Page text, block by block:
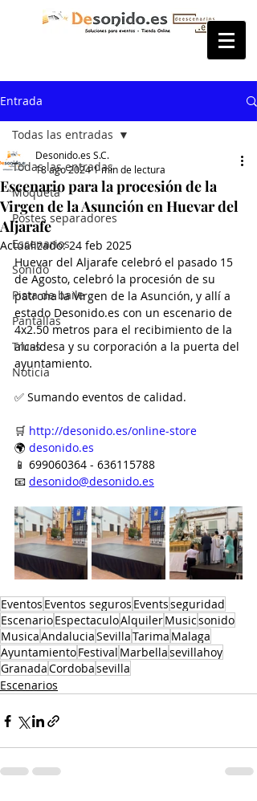
Entrada
Todas las entradas
Moqueta
Postes separadores
Escenarios
Sonido
Pista de baile
Pantallas
Truss
Noticia
Todas las entradas
Escenario para la procesión de la
Virgen de la Asunción en Huevar del
Aljarafe
Desonido.es S.C.
18 ago 2024 1 min de lectura
Actualizado:24 feb 2025
Huevar del Aljarafe celebró el pasado 15
de Agosto, celebró la procesión de su
patrona la Virgen de la Asunción, y allí a
estado Desonido.es con un escenario de
4x2.50 metros para el recibimiento de la
alcaldesa y su corporación a la puerta del
ayuntamiento.
✅ Sumando eventos de calidad.
🛒 http://desonido.es/online-store
🌍 desonido.es
📱 699060364 - 636115788
📧 desonido@desonido.es
Eventos Eventos seguros Eventsseguridad
EscenarioEspectaculoAlquilerMusicsonido
MusicaAndaluciaSevillaTarima Malaga
AyuntamientoFestival Marbellasevillahoy
GranadaCordobasevilla
Escenarios